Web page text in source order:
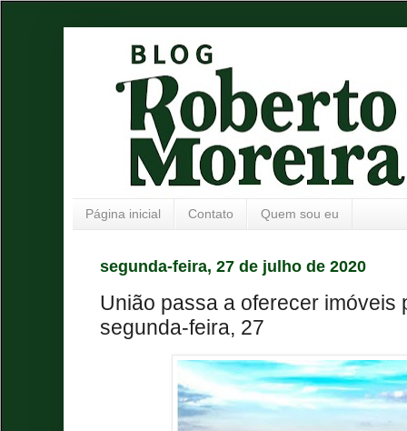
Página inicial Contato Quem sou eu
segunda-feira, 27 de julho de 2020
União passa a oferecer imóveis
segunda-feira, 27